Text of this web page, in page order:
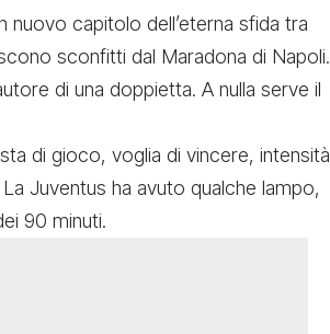
nuovo capitolo dell’eterna sfida tra
sconfitti dal Maradona di Napoli.
di una doppietta. A nulla serve il
di gioco, voglia di vincere, intensità
Juventus ha avuto qualche lampo,
90 minuti.